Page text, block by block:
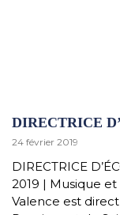
DIRECTRICE
24 février 2019
DIRECTRICE
2019 | Musique
Valence est